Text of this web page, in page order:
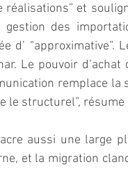
réalisations” et
gestion des
d’ “approximative”.
Le pouvoir
remplace la
le structurel”, résume
aussi une large
et la migration